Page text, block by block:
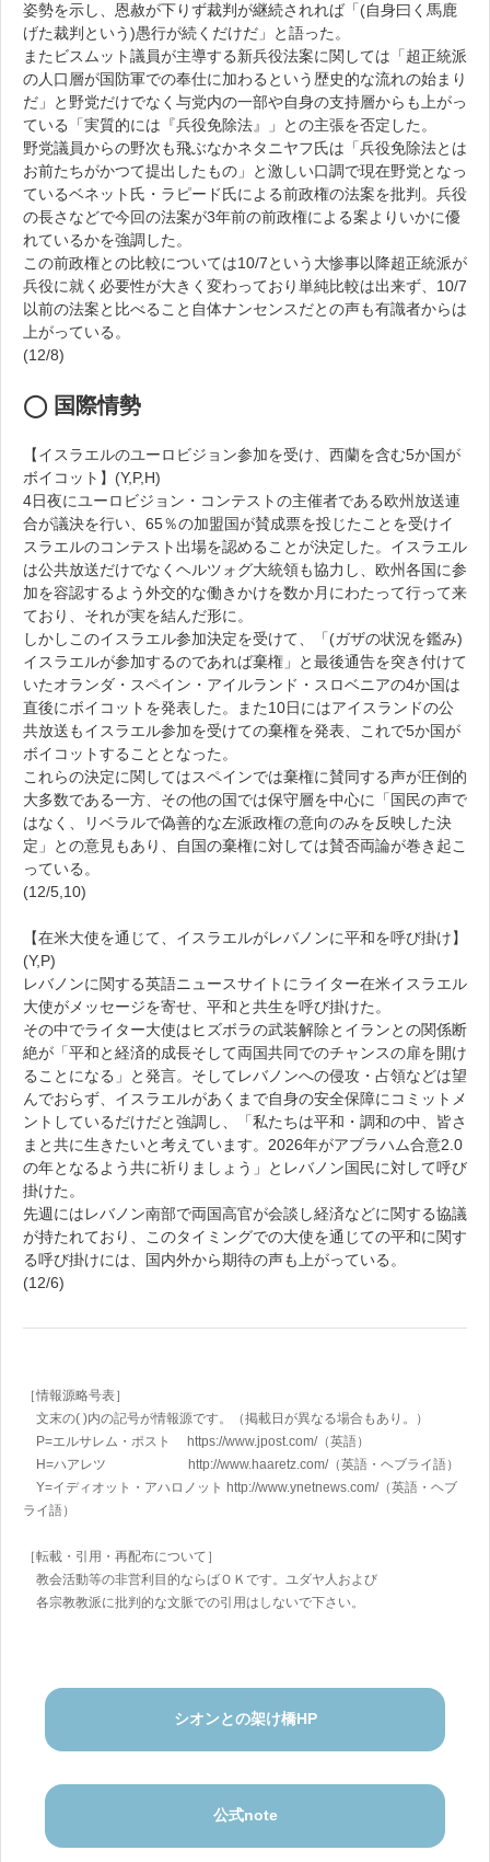
姿勢を示し、恩赦が下りず裁判が継続されれば「(自身曰く馬鹿
げた裁判という)愚行が続くだけだ」と語った。
またビスムット議員が主導する新兵役法案に関しては「超正統派
の人口層が国防軍での奉仕に加わるという歴史的な流れの始まり
だ」と野党だけでなく与党内の一部や自身の支持層からも上がっ
ている「実質的には『兵役免除法』」との主張を否定した。
野党議員からの野次も飛ぶなかネタニヤフ氏は「兵役免除法とは
お前たちがかつて提出したもの」と激しい口調で現在野党となっ
ているベネット氏・ラピード氏による前政権の法案を批判。兵役
の長さなどで今回の法案が3年前の前政権による案よりいかに優
れているかを強調した。
この前政権との比較については10/7という大惨事以降超正統派が
兵役に就く必要性が大きく変わっており単純比較は出来ず、10/7
以前の法案と比べること自体ナンセンスだとの声も有識者からは
上がっている。
(12/8)
◯ 国際情勢
【イスラエルのユーロビジョン参加を受け、西蘭を含む5か国が
ボイコット】(Y,P,H)
4日夜にユーロビジョン・コンテストの主催者である欧州放送連
合が議決を行い、65％の加盟国が賛成票を投じたことを受けイ
スラエルのコンテスト出場を認めることが決定した。イスラエル
は公共放送だけでなくヘルツォグ大統領も協力し、欧州各国に参
加を容認するよう外交的な働きかけを数か月にわたって行って来
ており、それが実を結んだ形に。
しかしこのイスラエル参加決定を受けて、「(ガザの状況を鑑み)
イスラエルが参加するのであれば棄権」と最後通告を突き付けて
いたオランダ・スペイン・アイルランド・スロベニアの4か国は
直後にボイコットを発表した。また10日にはアイスランドの公
共放送もイスラエル参加を受けての棄権を発表、これで5か国が
ボイコットすることとなった。
これらの決定に関してはスペインでは棄権に賛同する声が圧倒的
大多数である一方、その他の国では保守層を中心に「国民の声で
はなく、リベラルで偽善的な左派政権の意向のみを反映した決
定」との意見もあり、自国の棄権に対しては賛否両論が巻き起こ
っている。
(12/5,10)
【在米大使を通じて、イスラエルがレバノンに平和を呼び掛け】
(Y,P)
レバノンに関する英語ニュースサイトにライター在米イスラエル
大使がメッセージを寄せ、平和と共生を呼び掛けた。
その中でライター大使はヒズボラの武装解除とイランとの関係断
絶が「平和と経済的成長そして両国共同でのチャンスの扉を開け
ることになる」と発言。そしてレバノンへの侵攻・占領などは望
んでおらず、イスラエルがあくまで自身の安全保障にコミットメ
ントしているだけだと強調し、「私たちは平和・調和の中、皆さ
まと共に生きたいと考えています。2026年がアブラハム合意2.0
の年となるよう共に祈りましょう」とレバノン国民に対して呼び
掛けた。
先週にはレバノン南部で両国高官が会談し経済などに関する協議
が持たれており、このタイミングでの大使を通じての平和に関す
る呼び掛けには、国内外から期待の声も上がっている。
(12/6)
［情報源略号表］
文末の( )内の記号が情報源です。（掲載日が異なる場合もあり。）
P=エルサレム・ポスト https://www.jpost.com/（英語）
H=ハアレツ http://www.haaretz.com/（英語・ヘブライ語）
Y=イディオット・アハロノット http://www.ynetnews.com/（英語・ヘブ
ライ語）
［転載・引用・再配布について］
教会活動等の非営利目的ならばＯＫです。ユダヤ人および
各宗教教派に批判的な文脈での引用はしないで下さい。
シオンとの架け橋HP
公式note